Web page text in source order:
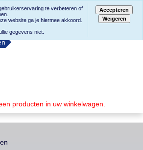
producten in uw winkelwagen.
te verbeteren of
website ga je hiermee akkoord.
gegevens niet.
Accepteren
Weigeren